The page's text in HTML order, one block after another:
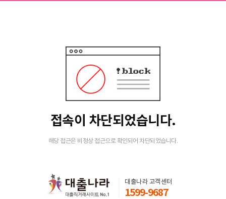
접속이 차단되었습니다.
해당 접근은 비정상 접근으로 확인되어 차단되었습니다.
대출나라 고객센터
1599-9687